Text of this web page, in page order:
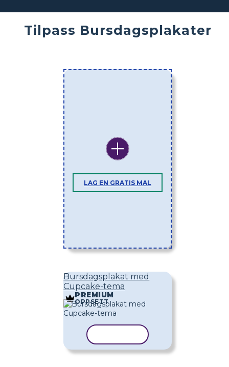
Tilpass Bursdagsplakater
LAG EN GRATIS MAL
Bursdagsplakat med
Cupcake-tema
PREMIUM
OPPSETT